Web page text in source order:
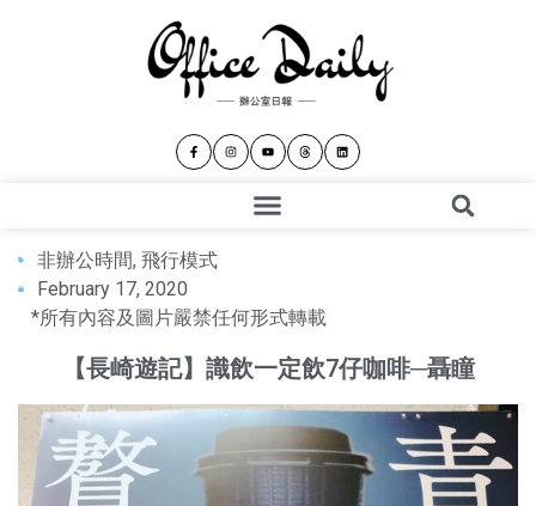
非辦公時間, 飛行模式
February 17, 2020
*所有內容及圖片嚴禁任何形式轉載
【長崎遊記】識飲一定飲7仔咖啡─聶瞳